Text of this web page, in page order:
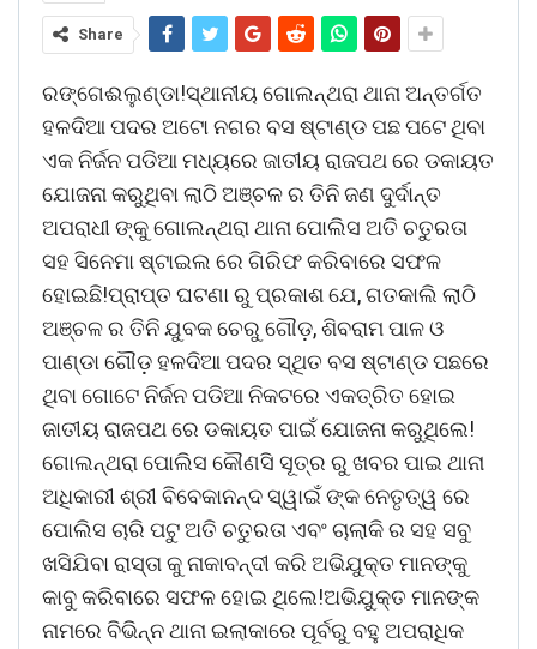
Share
ରଙ୍ଗେଈଲୁଣ୍ଡା!ସ୍ଥାନୀୟ ଗୋଲନ୍ଥରା ଥାନା ଅନ୍ତର୍ଗତ
ହଳଦିଆ ପଦର ଅଟୋ ନଗର ବସ ଷ୍ଟାଣ୍ଡ ପଛ ପଟେ ଥିବା
ଏକ ନିର୍ଜନ ପଡିଆ ମଧ୍ୟରେ ଜାତୀୟ ରାଜପଥ ରେ ଡକାୟତ
ଯୋଜନା କରୁଥିବା ଲାଠି ଅଞ୍ଚଳ ର ତିନି ଜଣ ଦୁର୍ଦାନ୍ତ
ଅପରାଧୀ ଙ୍କୁ ଗୋଲନ୍ଥରା ଥାନା ପୋଲିସ ଅତି ଚତୁରତା
ସହ ସିନେମା ଷ୍ଟାଇଲ ରେ ଗିରିଫ କରିବାରେ ସଫଳ
ହୋଇଛି!ପ୍ରାପ୍ତ ଘଟଣା ରୁ ପ୍ରକାଶ ଯେ, ଗତକାଲି ଲାଠି
ଅଞ୍ଚଳ ର ତିନି ଯୁବକ ଚେରୁ ଗୌଡ଼, ଶିବରାମ ପାଳ ଓ
ପାଣ୍ଡା ଗୌଡ଼ ହଳଦିଆ ପଦର ସ୍ଥିତ ବସ ଷ୍ଟାଣ୍ଡ ପଛରେ
ଥିବା ଗୋଟେ ନିର୍ଜନ ପଡିଆ ନିକଟରେ ଏକତ୍ରିତ ହୋଇ
ଜାତୀୟ ରାଜପଥ ରେ ଡକାୟତ ପାଇଁ ଯୋଜନା କରୁଥିଲେ!
ଗୋଲନ୍ଥରା ପୋଲିସ କୌଣସି ସୂତ୍ର ରୁ ଖବର ପାଇ ଥାନା
ଅଧିକାରୀ ଶ୍ରୀ ବିବେକାନନ୍ଦ ସ୍ୱାଇଁ ଙ୍କ ନେତୃତ୍ୱ ରେ
ପୋଲିସ ଚାରି ପଟୁ ଅତି ଚତୁରତା ଏବଂ ଚାଲାକି ର ସହ ସବୁ
ଖସିଯିବା ରାସ୍ତା କୁ ନାକାବନ୍ଦୀ କରି ଅଭିଯୁକ୍ତ ମାନଙ୍କୁ
କାବୁ କରିବାରେ ସଫଳ ହୋଇ ଥିଲେ!ଅଭିଯୁକ୍ତ ମାନଙ୍କ
ନାମରେ ବିଭିନ୍ନ ଥାନା ଇଲାକାରେ ପୂର୍ବରୁ ବହୁ ଅପରାଧିକ